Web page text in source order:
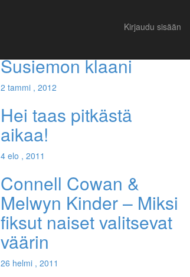
Kirjaudu sisään
Susiemon klaani
2 tammi , 2012
Hei taas pitkästä
aikaa!
4 elo , 2011
Connell Cowan &
Melwyn Kinder – Miksi
fiksut naiset valitsevat
väärin
26 helmi , 2011